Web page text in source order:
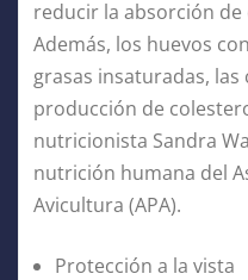
reducir la absorción
Además, los huevos
grasas insaturadas,
producción de
nutricionista Sandra
nutrición humana del
Avicultura (APA).
Protección a la vista